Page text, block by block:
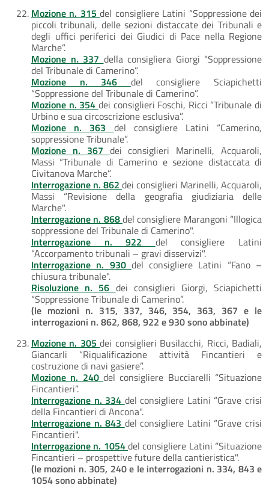
Mozione n. 315del consigliere Latini “Soppressione dei
piccoli tribunali, delle sezioni distaccate dei Tribunali e
degli uffici periferici dei Giudici di Pace nella Regione
Marche”.
Mozione n. 337 della consigliera Giorgi “Soppressione
del Tribunale di Camerino”.
Mozione n. 346 del consigliere Sciapichetti
“Soppressione del Tribunale di Camerino”.
Mozione n. 354 dei consiglieri Foschi, Ricci “Tribunale di
Urbino e sua circoscrizione esclusiva”.
Mozione n. 363 del consigliere Latini “Camerino,
soppressione Tribunale”.
Mozione n. 367 dei consiglieri Marinelli, Acquaroli,
Massi “Tribunale di Camerino e sezione distaccata di
Civitanova Marche”.
Interrogazione n. 862 dei consiglieri Marinelli, Acquaroli,
Massi “Revisione della geografia giudiziaria delle
Marche".
Interrogazione n. 868del consigliere Marangoni “Illogica
soppressione del Tribunale di Camerino".
Interrogazione n. 922 del consigliere Latini
“Accorpamento tribunali – gravi disservizi".
Interrogazione n. 930 del consigliere Latini “Fano –
chiusura tribunale".
Risoluzione n. 56 dei consiglieri Giorgi, Sciapichetti
“Soppressione Tribunale di Camerino”.
(le mozioni n. 315, 337, 346, 354, 363, 367 e le
interrogazioni n. 862, 868, 922 e 930 sono abbinate)
Mozione n. 305dei consiglieri Busilacchi, Ricci, Badiali,
Giancarli “Riqualificazione attività Fincantieri e
costruzione di navi gasiere”.
Mozione n. 240 del consigliere Bucciarelli “Situazione
Fincantieri”.
Interrogazione n. 334 del consigliere Latini “Grave crisi
della Fincantieri di Ancona".
Interrogazione n. 843 del consigliere Latini “Grave crisi
Fincantieri".
Interrogazione n. 1054del consigliere Latini “Situazione
Fincantieri – prospettive future della cantieristica".
(le mozioni n. 305, 240 e le interrogazioni n. 334, 843 e
1054 sono abbinate)